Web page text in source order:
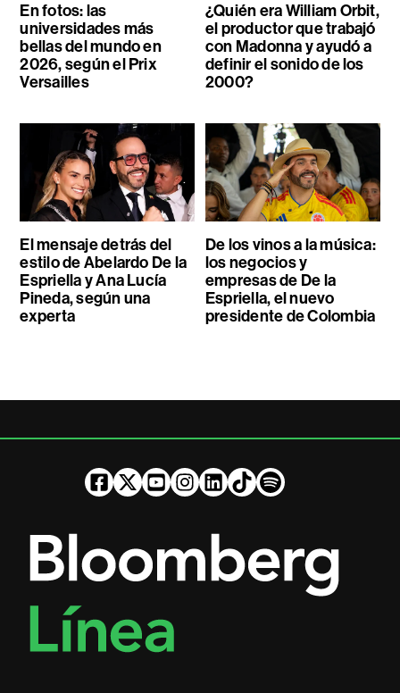
En fotos: las
universidades más
bellas del mundo en
2026, según el Prix
Versailles
¿Quién era William Orbit,
el productor que trabajó
con Madonna y ayudó a
definir el sonido de los
2000?
El mensaje detrás del
estilo de Abelardo De la
Espriella y Ana Lucía
Pineda, según una
experta
De los vinos a la música:
los negocios y
empresas de De la
Espriella, el nuevo
presidente de Colombia